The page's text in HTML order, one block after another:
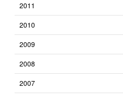
2011
2010
2009
2008
2007